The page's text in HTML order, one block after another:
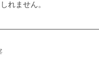
れません。